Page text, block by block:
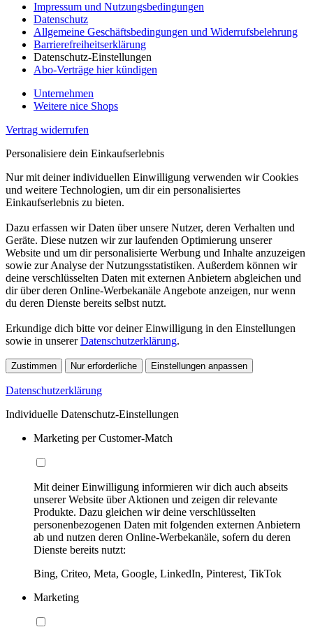
Impressum und Nutzungsbedingungen
Datenschutz
Allgemeine Geschäftsbedingungen und Widerrufsbelehrung
Barrierefreiheitserklärung
Datenschutz-Einstellungen
Abo-Verträge hier kündigen
Unternehmen
Weitere nice Shops
Vertrag widerrufen
Personalisiere dein Einkaufserlebnis
Nur mit deiner individuellen Einwilligung verwenden wir Cookies
und weitere Technologien, um dir ein personalisiertes
Einkaufserlebnis zu bieten.
Dazu erfassen wir Daten über unsere Nutzer, deren Verhalten und
Geräte. Diese nutzen wir zur laufenden Optimierung unserer
Website und um dir personalisierte Werbung und Inhalte anzuzeigen
sowie zur Analyse der Nutzungsstatistiken. Außerdem können wir
deine verschlüsselten Daten mit externen Anbietern abgleichen und
dir über deren Online-Werbekanäle Angebote anzeigen, nur wenn
du deren Dienste bereits selbst nutzt.
Erkundige dich bitte vor deiner Einwilligung in den Einstellungen
sowie in unsererDatenschutzerklärung.
Zustimmen Nur erforderliche Einstellungen anpassen
Datenschutzerklärung
Individuelle Datenschutz-Einstellungen
Marketing per Customer-Match
Mit deiner Einwilligung informieren wir dich auch abseits
unserer Website über Aktionen und zeigen dir relevante
Produkte. Dazu gleichen wir deine verschlüsselten
personenbezogenen Daten mit folgenden externen Anbietern
ab und nutzen deren Online-Werbekanäle, sofern du deren
Dienste bereits nutzt:
Bing, Criteo, Meta, Google, LinkedIn, Pinterest, TikTok
Marketing